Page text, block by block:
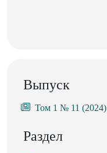
Выпуск
Том 1 № 11 (2024)
Раздел